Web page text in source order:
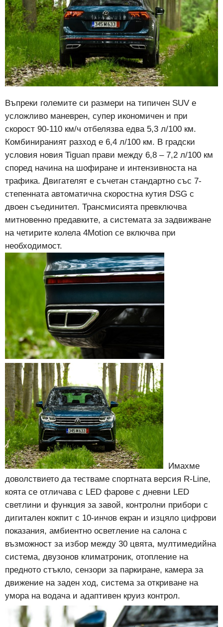
Въпреки големите си размери на типичен SUV e
усложливо маневрен, супер икономичен и при
скорост 90-110 км/ч отбелязва едва 5,3 л/100 км.
Комбинираният разход е 6,4 л/100 км. В градски
условия новия Tiguan прави между 6,8 – 7,2 л/100 км
според начина на шофиране и интензивноста на
трафика. Двигателят е съчетан стандартно със 7-
степенната автоматична скоростна кутия DSG с
двоен съединител. Трансмисията превключва
митновенно предавките, а системата за задвижване
на четирите колела 4Motion се включва при
необходимост.
Имахме
доволствието да тестваме спортната версия R-Line,
коята се отличава с LED фарове с дневни LED
светлини и функция за завой, контролни прибори с
дигитален кокпит с 10-инчов екран и изцяло цифрови
показания, амбиентно осветление на салона с
възможност за избор между 30 цвята, мултимедийна
система, двузонов климатроник, отопление на
предното стъкло, сензори за паркиране, камера за
движение на заден ход, система за откриване на
умора на водача и адаптивен круиз контрол.